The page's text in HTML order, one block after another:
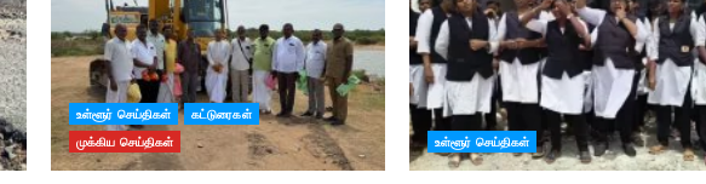
உள்ளூர் செய்திகள்
கட்டுரைகள்
முக்கிய செய்திகள்
உள்ளூர் செய்திகள்